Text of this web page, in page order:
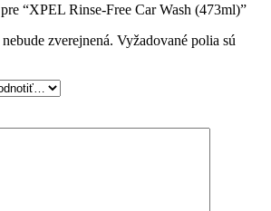
“XPEL Rinse-Free Car Wash (473ml)”
zverejnená. Vyžadované polia sú